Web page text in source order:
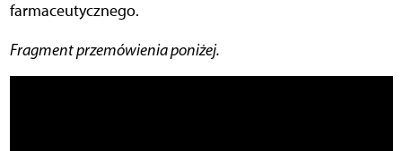
farmaceutycznego.
Fragment przemówienia poniżej.